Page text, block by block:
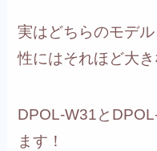
実はどちらのモデ
性にはそれほど大き
DPOL-W31と
ます！